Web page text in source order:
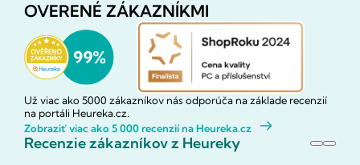
OVERENÉ ZÁKAZNÍKMI
Už viac ako 5000 zákazníkov nás odporúča na základe recenzií
na portáli Heureka.cz.
Zobraziť viac ako 5 000 recenzií na Heureka.cz
Recenzie zákazníkov z Heureky